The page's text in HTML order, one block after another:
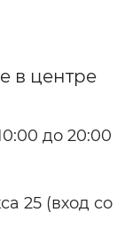
в центре
до 20:00
25 (вход со